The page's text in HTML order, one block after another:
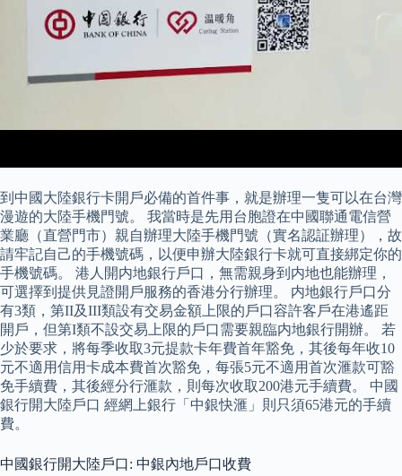
到中國大陸銀行卡開戶必備的首件事，就是辦理一隻可以在台灣
漫遊的大陸手機門號。 我當時是先用台胞證在中國聯通電信營
業廳（直營門市）親自辦理大陸手機門號（實名認証辦理），故
請牢記自己的手機號碼，以便申辦大陸銀行卡就可直接綁定你的
手機號碼。 港人開内地銀行戶口，無需親身到内地也能辦理，
可選擇到提供見證開戶服務的香港分行辦理。 内地銀行戶口分
有3類，第II及III類設有交易金額上限的戶口容許客戶在港遙距
開戶，但第I類不設交易上限的戶口需要親臨内地銀行開辦。 若
少於要求，將每季收取3元提款卡年費首年豁免，其後每年收10
元不適用信用卡成本費首次豁免，每張5元不適用首次滙款可豁
免手續費，其後經分行滙款，則每次收取200港元手續費。 中國
銀行開大陸戶口 經網上銀行「中銀快滙」則只須65港元的手續
費。
中國銀行開大陸戶口: 中銀內地戶口收費